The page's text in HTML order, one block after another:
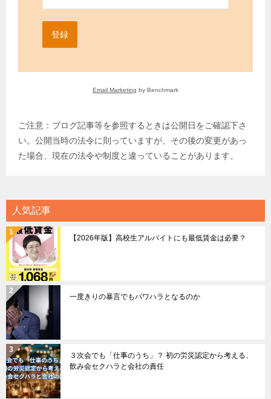
登録
Email Marketing by Benchmark
ご注意：ブログ記事等を参照するときは公開日をご確認下さ
い。公開当時の法令に則っていますが、その後の変更があっ
た場合、現在の法令や制度と違っていることがあります。
人気記事
【2026年版】高校生アルバイトにも最低賃金は必要？
一度きりの暴言でもパワハラとなるのか
３次会でも「仕事のうち」？ 初の労災認定から考える、
飲み会セクハラと会社の責任